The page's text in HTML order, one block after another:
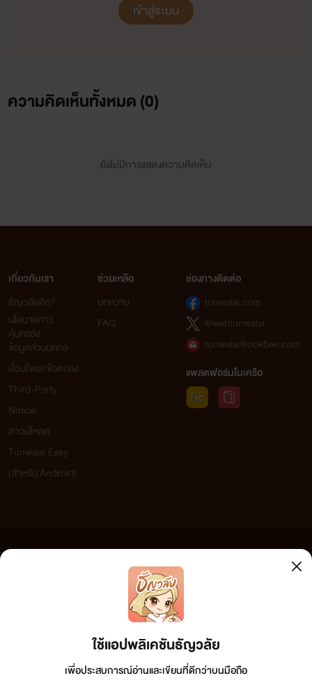
เข้าสู่ระบบ
ความคิดเห็นทั้งหมด (0)
ยังไม่มีการแสดงความคิดเห็น
ใช้แอปพลิเคชันธัญวลัย
เพื่อประสบการณ์อ่านและเขียนที่ดีกว่าบนมือถือ
เกี่ยวกับเรา
ธัญวลัยคือ?
นโยบายการ
คุ้มครอง
ข้อมูลส่วนบุคคล
เงื่อนไขและข้อตกลง
Third-Party
Notice
ดาวน์โหลด
Tunwalai Easy
(สำหรับ Android)
ช่วยเหลือ
บทความ
FAQ
ช่องทางติดต่อ
tunwalai.com
@webtunwalai
tunwalai@ookbee.com
แพลตฟอร์มในเครือ
เว็บไซต์แห่งนี้ไม่ได้เห็นด้วยและไม่ขอรับผิดชอบต่อข้อความใดๆ ทั้งสิ้น ดังนั้นผู้อ่านทุกท่านโปรดใช้
วิจารณญาณในการกลั่นกรองด้วยตนเอง และหากท่านพบข้อความใดๆ ที่ขัดต่อกฎหมายและศีลธรรม
กรุณาแจ้งมาที่ tunwalai@ookbee.com เพื่อทีมงานจะได้ดำเนินการในทันที ทั้งนี้ ทางเว็บไซต์ขอสงวน
ลิขสิทธิ์ตามพระราชบัญญัติลิขสิทธิ์ (ฉบับเพิ่มเติม) พ.ศ.2558